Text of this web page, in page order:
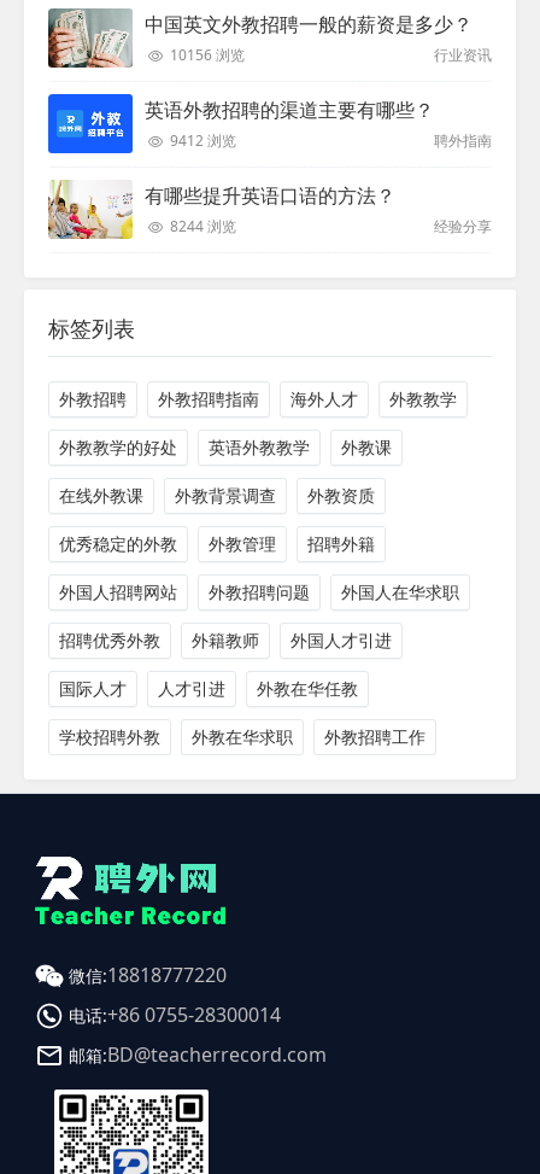
中国英文外教招聘一般的薪资是多少？
10156 浏览 行业资讯
英语外教招聘的渠道主要有哪些？
9412 浏览 聘外指南
有哪些提升英语口语的方法？
8244 浏览 经验分享
标签列表
外教招聘 外教招聘指南 海外人才 外教教学
外教教学的好处 英语外教教学 外教课
在线外教课 外教背景调查 外教资质
优秀稳定的外教 外教管理 招聘外籍
外国人招聘网站 外教招聘问题 外国人在华求职
招聘优秀外教 外籍教师 外国人才引进
国际人才 人才引进 外教在华任教
学校招聘外教 外教在华求职 外教招聘工作
微信:18818777220
电话:+86 0755-28300014
邮箱:BD@teacherrecord.com